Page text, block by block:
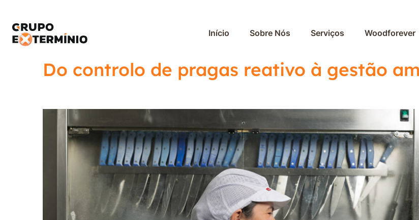
Início Sobre Nós Serviços Woodforever
Do controlo de pragas reativo à gestão